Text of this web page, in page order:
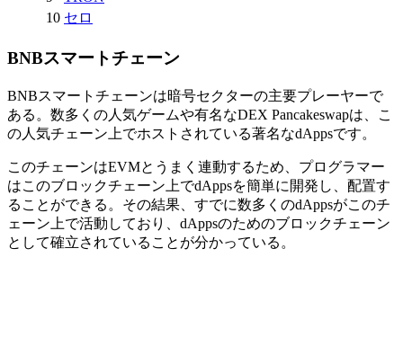
10 セロ
BNBスマートチェーン
BNBスマートチェーンは暗号セクターの主要プレーヤーで
ある。数多くの人気ゲームや有名なDEX Pancakeswapは、こ
の人気チェーン上でホストされている著名なdAppsです。
このチェーンはEVMとうまく連動するため、プログラマー
はこのブロックチェーン上でdAppsを簡単に開発し、配置す
ることができる。その結果、すでに数多くのdAppsがこのチ
ェーン上で活動しており、dAppsのためのブロックチェーン
として確立されていることが分かっている。